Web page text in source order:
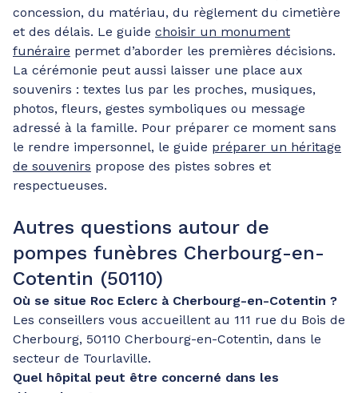
concession, du matériau, du règlement du cimetière
et des délais. Le guide choisir un monument
funéraire permet d’aborder les premières décisions.
La cérémonie peut aussi laisser une place aux
souvenirs : textes lus par les proches, musiques,
photos, fleurs, gestes symboliques ou message
adressé à la famille. Pour préparer ce moment sans
le rendre impersonnel, le guide préparer un héritage
de souvenirs propose des pistes sobres et
respectueuses.
Autres questions autour de
pompes funèbres Cherbourg-en-
Cotentin (50110)
Où se situe Roc Eclerc à Cherbourg-en-Cotentin ?
Les conseillers vous accueillent au 111 rue du Bois de
Cherbourg, 50110 Cherbourg-en-Cotentin, dans le
secteur de Tourlaville.
Quel hôpital peut être concerné dans les